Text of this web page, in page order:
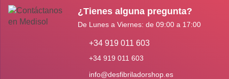
¿Tienes alguna pregunta?
De Lunes a Viernes: de 09:00 a 17:00
+34 919 011 603
+34 919 011 603
info@desfibriladorshop.es